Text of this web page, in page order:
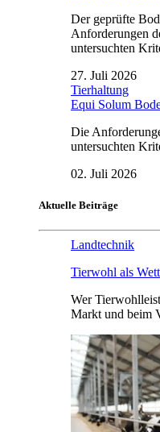
Der geprüfte
Anforderungen
untersuchten
27. Juli 2026
Tierhaltung
Equi Solum
Die
untersuchten
02. Juli 2026
Aktuelle Beiträge
Landtechnik
Tierwohl als
Wer
Markt und beim